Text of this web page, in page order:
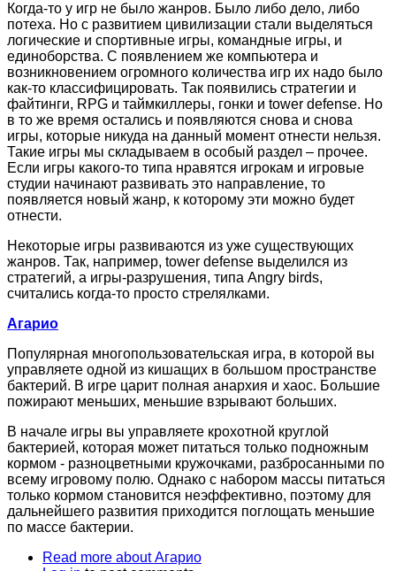
Когда-то у игр не было жанров. Было либо дело, либо
потеха. Но с развитием цивилизации стали выделяться
логические и спортивные игры, командные игры, и
единоборства. С появлением же компьютера и
возникновением огромного количества игр их надо было
как-то классифицировать. Так появились стратегии и
файтинги, RPG и таймкиллеры, гонки и tower defense. Но
в то же время остались и появляются снова и снова
игры, которые никуда на данный момент отнести нельзя.
Такие игры мы складываем в особый раздел – прочее.
Если игры какого-то типа нравятся игрокам и игровые
студии начинают развивать это направление, то
появляется новый жанр, к которому эти можно будет
отнести.
Некоторые игры развиваются из уже существующих
жанров. Так, например, tower defense выделился из
стратегий, а игры-разрушения, типа Angry birds,
считались когда-то просто стрелялками.
Агарио
Популярная многопользовательская игра, в которой вы
управляете одной из кишащих в большом пространстве
бактерий. В игре царит полная анархия и хаос. Большие
пожирают меньших, меньшие взрывают больших.
В начале игры вы управляете крохотной круглой
бактерией, которая может питаться только подножным
кормом - разноцветными кружочками, разбросанными по
всему игровому полю. Однако с набором массы питаться
только кормом становится неэффективно, поэтому для
дальнейшего развития приходится поглощать меньшие
по массе бактерии.
Read more about Агарио